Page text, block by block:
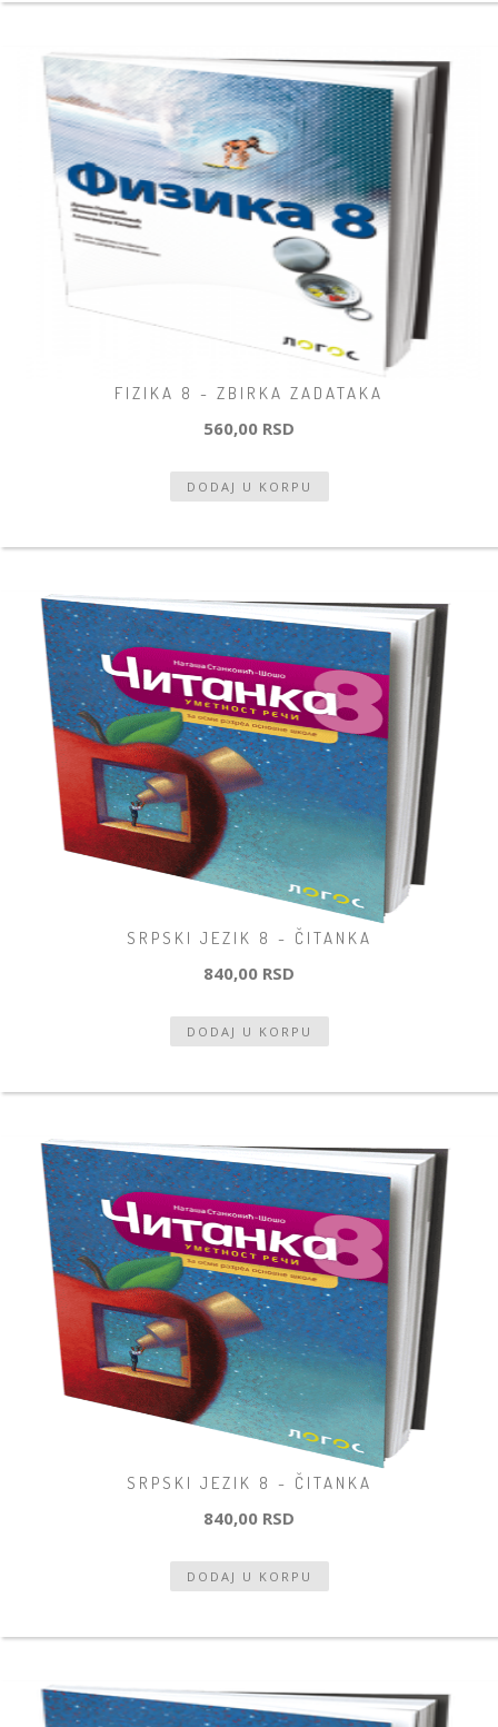
FIZIKA 8 - ZBIRKA ZADATAKA
560,00 RSD
SRPSKI JEZIK 8 - ČITANKA
840,00 RSD
SRPSKI JEZIK 8 - ČITANKA
840,00 RSD